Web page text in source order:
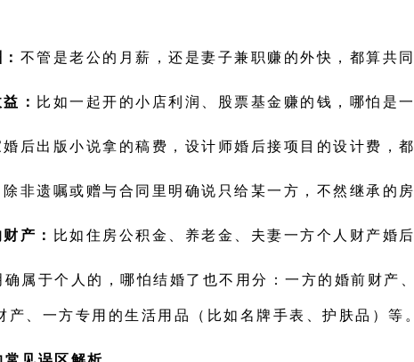
不管是老公的月薪，还是妻子兼职赚的外快，都算共同
： 比如一起开的小店利润、股票基金赚的钱，哪怕是
婚后出版小说拿的稿费，设计师婚后接项目的设计费，
除非遗嘱或赠与合同里明确说只给某一方，不然继承的
产： 比如住房公积金、养老金、夫妻一方个人财产婚
属于个人的，哪怕结婚了也不用分：一方的婚前财产
、一方专用的生活用品（比如名牌手表、护肤品）等。